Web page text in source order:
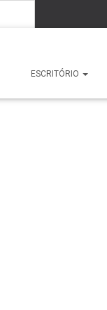
ESCRITÓRIO